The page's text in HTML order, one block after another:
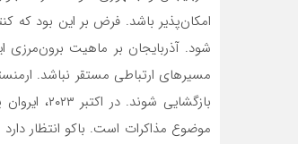
شود. آذربایجان بر ماهیت برون‌مرزی
مسیرهای ارتباطی مستقر نباشد.
بازگشایی
موضوع مذاکرات است. باکو انتظار